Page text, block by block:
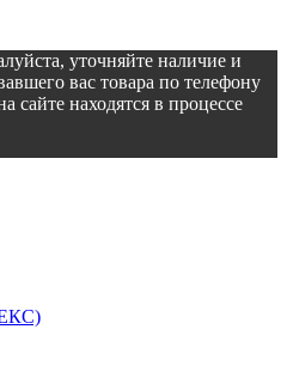
уточняйте наличие и
вас товара по телефону
сайте находятся в процессе